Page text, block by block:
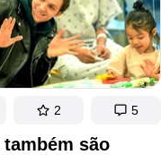
também são
2 5